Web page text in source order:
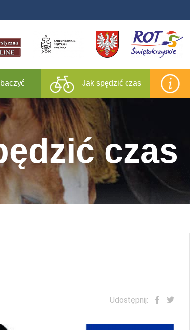
Jak spędzić czas
czas
Udostępnij: